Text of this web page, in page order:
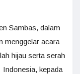
Sambas, dalam
menggelar acara
hijau serta serah
kepada